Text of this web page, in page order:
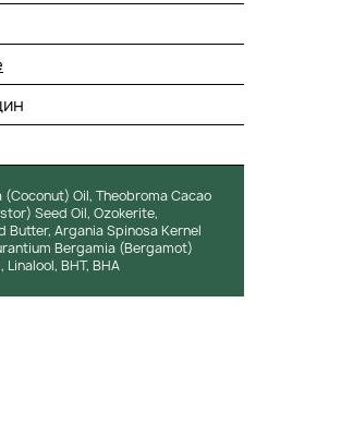
Oil, Theobroma Cacao
Seed Oil, Ozokerite,
Butter, Argania Spinosa Kernel
Bergamia (Bergamot)
BHT, BHA